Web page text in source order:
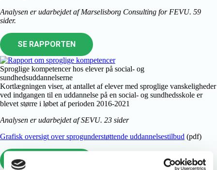
Analysen er udarbejdet af Marselisborg Consulting for FEVU. 59
sider.
SE RAPPORTEN
Sproglige kompetencer hos elever på social- og
sundhedsuddannelserne
Kortlægningen viser, at antallet af elever med sproglige vanskeligheder
ved indgangen til en uddannelse på en social- og sundhedsskole er
blevet større i løbet af perioden 2016-2021
Analysen er udarbejdet af SEVU. 23 sider
Grafisk oversigt over sprogunderstøttende uddannelsestilbud (pdf)
SE RAPPORTEN